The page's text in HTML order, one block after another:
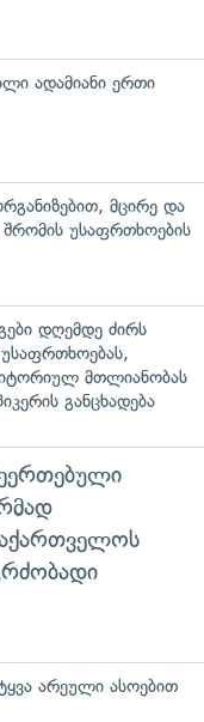
ადამიანი ერთი
მცირე და
შრომის უსაფრთხოების
დღემდე ძირს
მთლიანობას
განცხადება
არეული ასოებით